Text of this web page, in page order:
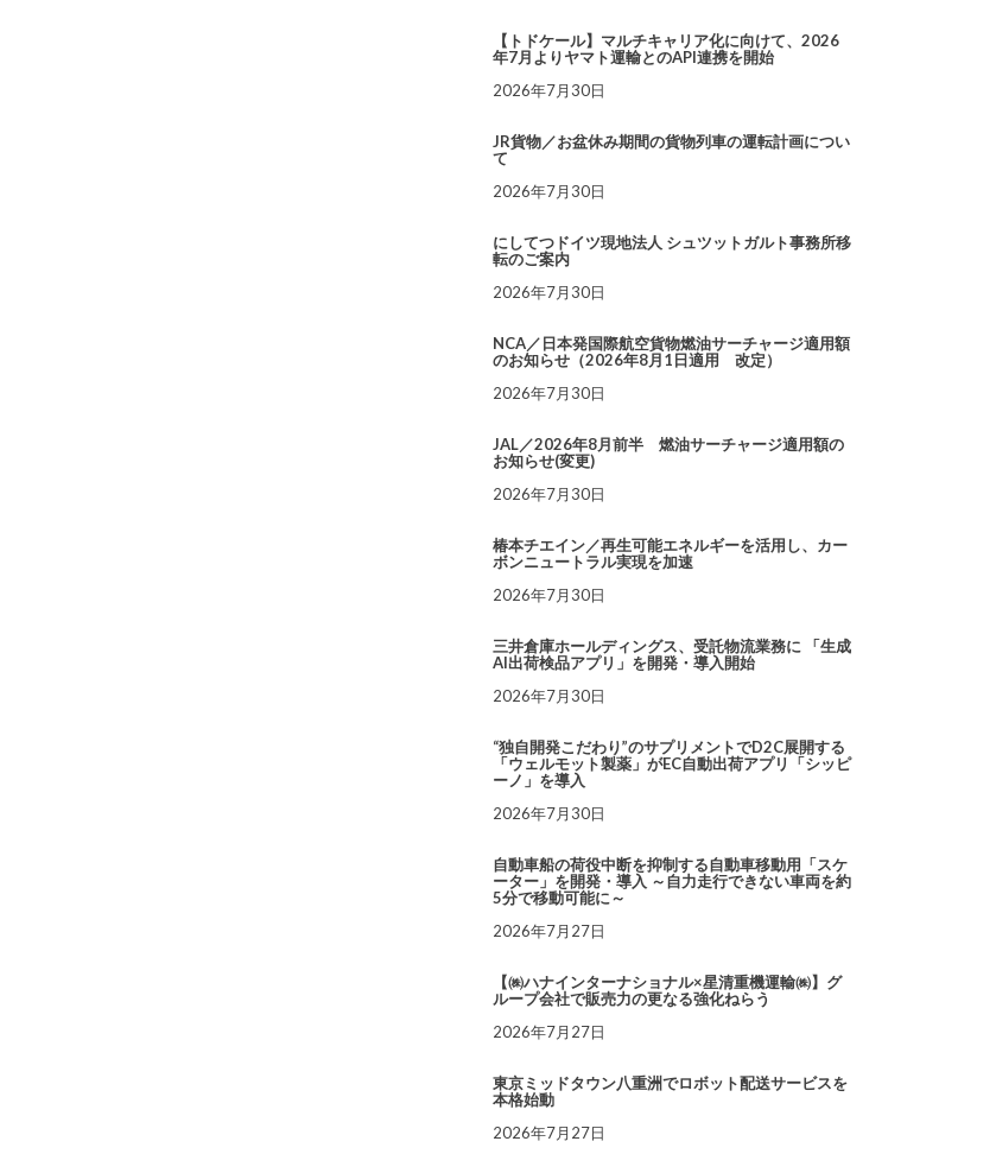
【トドケール】マルチキャリア化に向けて、2026
年7月よりヤマト運輸とのAPI連携を開始
2026年7月30日
JR貨物／お盆休み期間の貨物列車の運転計画につい
て
2026年7月30日
にしてつドイツ現地法人 シュツットガルト事務所移
転のご案内
2026年7月30日
NCA／日本発国際航空貨物燃油サーチャージ適用額
のお知らせ（2026年8月1日適用 改定）
2026年7月30日
JAL／2026年8月前半 燃油サーチャージ適用額の
お知らせ(変更)
2026年7月30日
椿本チエイン／再生可能エネルギーを活用し、カー
ボンニュートラル実現を加速
2026年7月30日
三井倉庫ホールディングス、受託物流業務に 「生成
AI出荷検品アプリ」を開発・導入開始
2026年7月30日
“独自開発こだわり”のサプリメントでD2C展開する
「ウェルモット製薬」がEC自動出荷アプリ「シッピ
ーノ」を導入
2026年7月30日
自動車船の荷役中断を抑制する自動車移動用「スケ
ーター」を開発・導入 ～自力走行できない車両を約
5分で移動可能に～
2026年7月27日
【㈱ハナインターナショナル×星清重機運輸㈱】グ
ループ会社で販売力の更なる強化ねらう
2026年7月27日
東京ミッドタウン八重洲でロボット配送サービスを
本格始動
2026年7月27日